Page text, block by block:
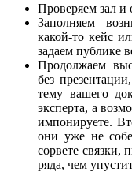
Проверяем зал и
Заполняем
какой-то кейс
задаем публике
Продолжаем
без
тему вашего
эксперта, а
импонируете.
они уже не
сорвете связки,
ряда, чем